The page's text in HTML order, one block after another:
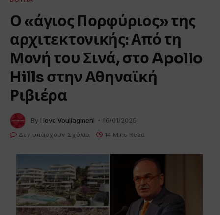
Ο «άγιος Πορφύριος» της
αρχιτεκτονικής: Από τη
Μονή του Σινά, στο Apollo
Hills στην Αθηναϊκή
Ριβιέρα
By I love Vouliagmeni
16/01/2025
Δεν υπάρχουν Σχόλια
14 Mins Read